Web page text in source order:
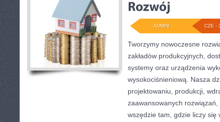
CZE -
ADMIN
Tworzymy nowoczesne
zakładów produkcyjnych,
systemy oraz urządzenia
wysokociśnieniową. Nasza
projektowaniu, produkcji,
zaawansowanych
wszędzie tam, gdzie liczy